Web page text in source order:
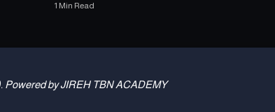
1 Min Read
Powered by JIREH TBN ACADEMY